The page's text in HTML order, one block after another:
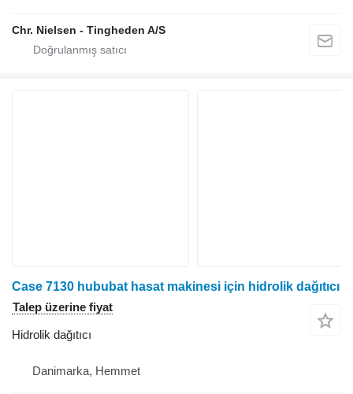
Chr. Nielsen - Tingheden A/S
Case 7130 hububat hasat makinesi için hidrolik dağıtıcı
Talep üzerine fiyat
Hidrolik dağıtıcı
Danimarka, Hemmet